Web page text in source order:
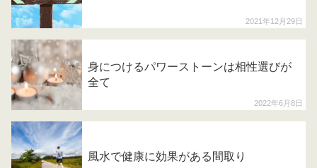
2021年12月29日
2022年6月8日
身につけるパワーストーンは相性選びが
全て
風水で健康に効果がある間取り